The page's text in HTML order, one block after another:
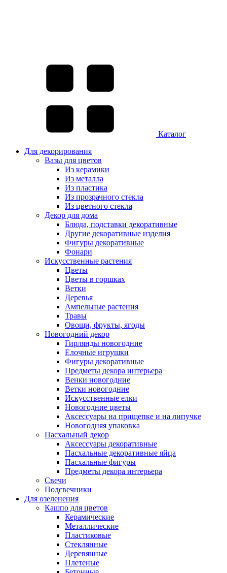
Каталог
Для декорирования
Вазы для цветов
Из керамики
Из металла
Из пластика
Из прозрачного стекла
Из цветного стекла
Декор для дома
Блюда, подставки декоративные
Другие декоративные изделия
Фигуры декоративные
Фонари
Искусственные растения
Цветы
Цветы в горшках
Ветки
Деревья
Ампельные растения
Травы
Овощи, фрукты, ягоды
Новогодний декор
Гирлянды новогодние
Елочные игрушки
Фигуры декоративные
Предметы декора интерьера
Венки новогодние
Ветки новогодние
Искусственные елки
Новогодние цветы
Аксессуары на прищепке и на липучке
Новогодняя упаковка
Пасхальный декор
Аксессуары декоративные
Пасхальные декоративные яйца
Пасхальные фигуры
Предметы декора интерьера
Свечи
Подсвечники
Для озеленения
Кашпо для цветов
Керамические
Металлические
Пластиковые
Стеклянные
Деревянные
Плетеные